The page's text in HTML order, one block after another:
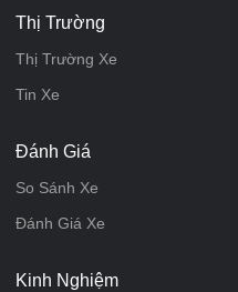
Thị Trường
Thị Trường Xe
Tin Xe
Đánh Giá
So Sánh Xe
Đánh Giá Xe
Kinh Nghiệm